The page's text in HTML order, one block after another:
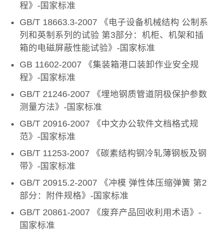
程》-国家标准
GB/T 18663.3-2007 《电子设备机械结构 公制系
列和英制系列的试验 第3部分：机柜、机架和插
箱的电磁屏蔽性能试验》-国家标准
GB 11602-2007 《集装箱港口装卸作业安全规
程》-国家标准
GB/T 21246-2007 《埋地钢质管道阴极保护参数
测量方法》-国家标准
GB/T 20916-2007 《中文办公软件文档格式规
范》-国家标准
GB/T 11253-2007 《碳素结构钢冷轧薄钢板及钢
带》-国家标准
GB/T 20915.2-2007 《冲模 弹性体压缩弹簧 第2
部分：附件规格》-国家标准
GB/T 20861-2007 《废弃产品回收利用术语》-
国家标准